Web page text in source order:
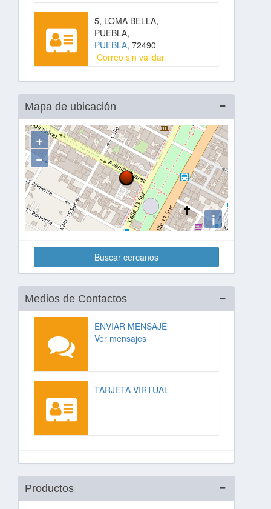
5, LOMA BELLA,
PUEBLA,
PUEBLA, 72490
Correo sin validar
Mapa de ubicación
+
−
i
Buscar cercanos
Medios de Contactos
ENVIAR MENSAJE
Ver mensajes
TARJETA VIRTUAL
Productos